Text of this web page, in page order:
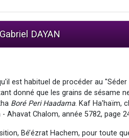
DAYAN
est habituel de procéder au
donné que les grains de sésame
Boré Peri Haadama. Kaf Ha'haïm,
Ahavat Chalom, année 5782, page
Bé’ézrat Hachem, pour toute